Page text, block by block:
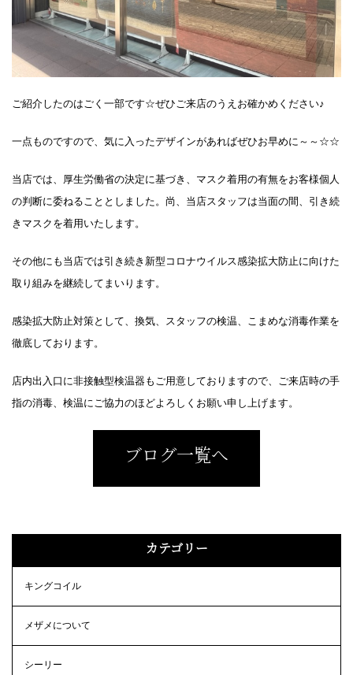
ご紹介したのはごく一部です☆ぜひご来店のうえお確かめください♪
一点ものですので、気に入ったデザインがあればぜひお早めに～～☆☆
当店では、厚生労働省の決定に基づき、マスク着用の有無をお客様個人
の判断に委ねることとしました。尚、当店スタッフは当面の間、引き続
きマスクを着用いたします。
その他にも当店では引き続き新型コロナウイルス感染拡大防止に向けた
取り組みを継続してまいります。
感染拡大防止対策として、換気、スタッフの検温、こまめな消毒作業を
徹底しております。
店内出入口に非接触型検温器もご用意しておりますので、ご来店時の手
指の消毒、検温にご協力のほどよろしくお願い申し上げます。
ブログ一覧へ
カテゴリー
キングコイル
メザメについて
シーリー